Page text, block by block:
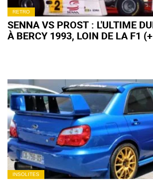
RETRO
SENNA VS PROST : L'ULTIME
À BERCY 1993, LOIN DE LA F1
INSOLITES